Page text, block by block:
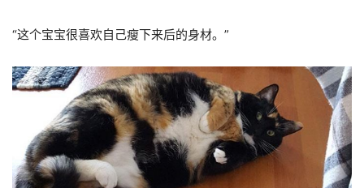
“这个宝宝很喜欢自己瘦下来后的身材。”